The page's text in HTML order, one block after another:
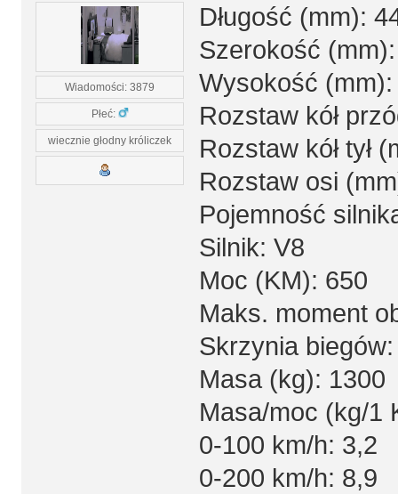
Wiadomości: 3879
Płeć:
wiecznie głodny króliczek
Długość (mm):
Szerokość
Wysokość (mm):
Rozstaw kół
Rozstaw kół tył
Rozstaw osi
Pojemność
Silnik: V8
Moc (KM): 650
Maks. moment
Skrzynia
Masa (kg): 1300
Masa/moc (kg/1
0-100 km/h: 3,2
0-200 km/h: 8,9